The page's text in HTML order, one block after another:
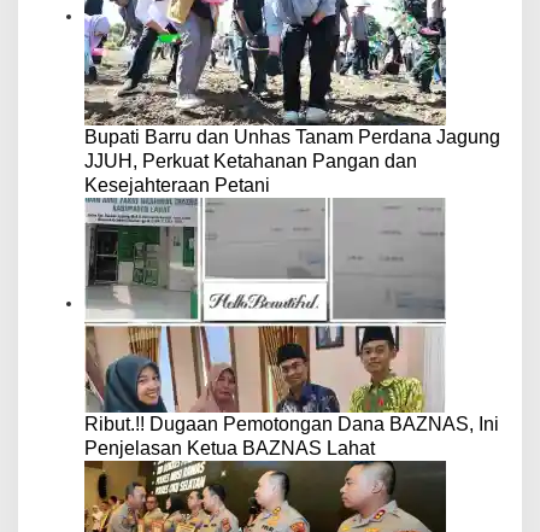
Bupati Barru dan Unhas Tanam Perdana Jagung
JJUH, Perkuat Ketahanan Pangan dan
Kesejahteraan Petani
Ribut.!! Dugaan Pemotongan Dana BAZNAS, Ini
Penjelasan Ketua BAZNAS Lahat